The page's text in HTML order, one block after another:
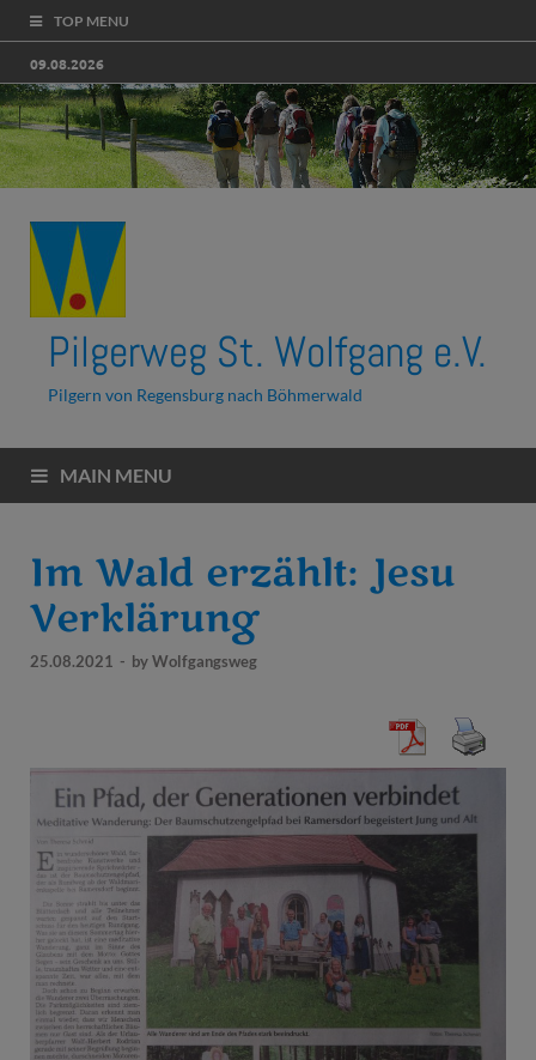
TOP MENU
09.08.2026
Pilgerweg St. Wolfgang e.V.
Pilgern von Regensburg nach Böhmerwald
MAIN MENU
Im Wald erzählt: Jesu
Verklärung
25.08.2021 - byWolfgangsweg